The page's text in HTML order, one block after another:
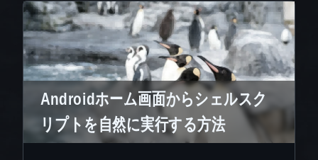
Androidホーム画面からシェルスク
リプトを自然に実行する方法